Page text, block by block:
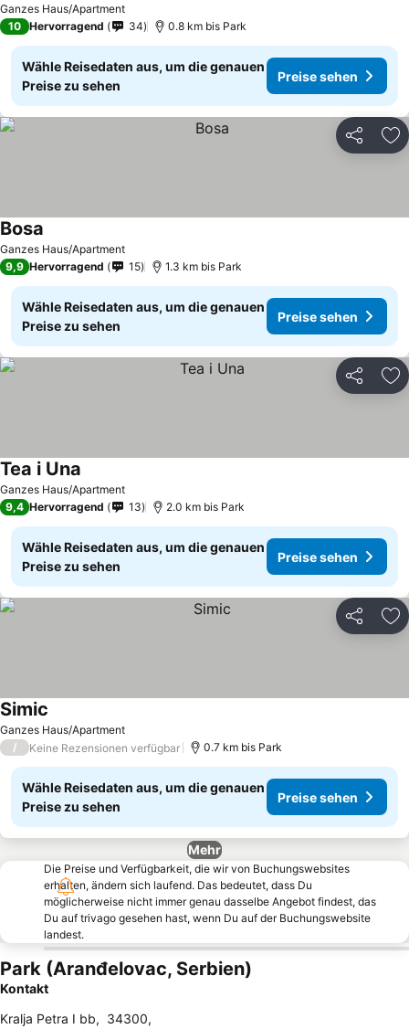
Ganzes Haus/Apartment
10 Hervorragend 34 0.8 km bis Park
Wähle Reisedaten aus, um die genauen
Preise zu sehen
Preise sehen
Teilen
Ganzes Haus/Apartment
Bosa
9,9 Hervorragend 15 1.3 km bis Park
Wähle Reisedaten aus, um die genauen
Preise zu sehen
Preise sehen
Teilen
Ganzes Haus/Apartment
Tea i Una
9,4 Hervorragend 13 2.0 km bis Park
Wähle Reisedaten aus, um die genauen
Preise zu sehen
Preise sehen
Teilen
Ganzes Haus/Apartment
Simic
/ Keine Rezensionen verfügbar 0.7 km bis Park
Wähle Reisedaten aus, um die genauen
Preise zu sehen
Preise sehen
Mehr
Die Preise und Verfügbarkeit, die wir von Buchungswebsites
erhalten, ändern sich laufend. Das bedeutet, dass Du
möglicherweise nicht immer genau dasselbe Angebot findest, das
Du auf trivago gesehen hast, wenn Du auf der Buchungswebsite
landest.
Park (Aranđelovac, Serbien)
Kontakt
Kralja Petra I bb, 34300,